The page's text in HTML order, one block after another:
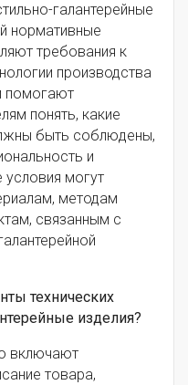
галантерейные
нормативные
требования к
производства
помогают
понять, какие
быть соблюдены,
и
условия могут
методам
связанным с
технических
изделия?
включают
товара,